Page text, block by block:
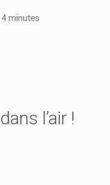
4 minutes
l’air !